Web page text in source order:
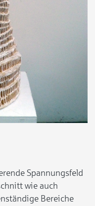
Spannungsfeld
wie auch
Bereiche